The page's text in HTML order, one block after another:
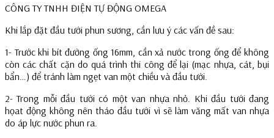
CÔNG TY TNHH ĐIỆN TỰ ĐỘNG OMEGA
Khi lắp đặt đầu tưới phun sương, cần lưu ý các vấn đề sau:
1- Trước khi bít đường ống 16mm, cần xả nước trong ống để không
còn các chất cặn do quá trình thi công để lại (mạc nhựa, cát, bụi
bẩn…) để tránh làm ngẹt van một chiều và đầu tưới.
2- Trong mỗi đầu tưới có một van nhựa nhỏ. Khi đầu tưới đang
họat động không nên tháo đầu tưới vì sẽ làm văng mất van nhựa
do áp lực nước phun ra.